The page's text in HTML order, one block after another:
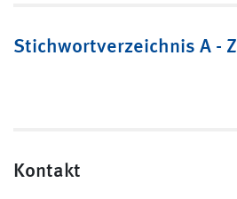
Stichwortverzeichnis A - Z
Kontakt